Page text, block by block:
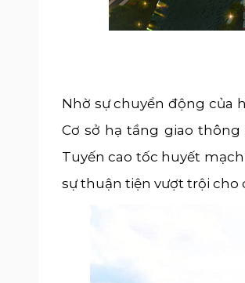
Nhờ sự chuyển động của
Cơ sở hạ tầng giao
Tuyến cao tốc huyết
sự thuận tiện vượt trội cho